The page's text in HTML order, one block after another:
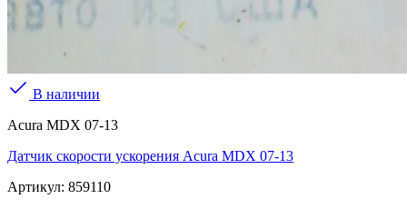
В наличии
Acura MDX 07-13
Датчик скорости ускорения Acura MDX 07-13
Артикул: 859110